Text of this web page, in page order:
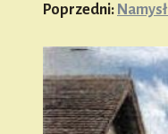
Poprzedni: